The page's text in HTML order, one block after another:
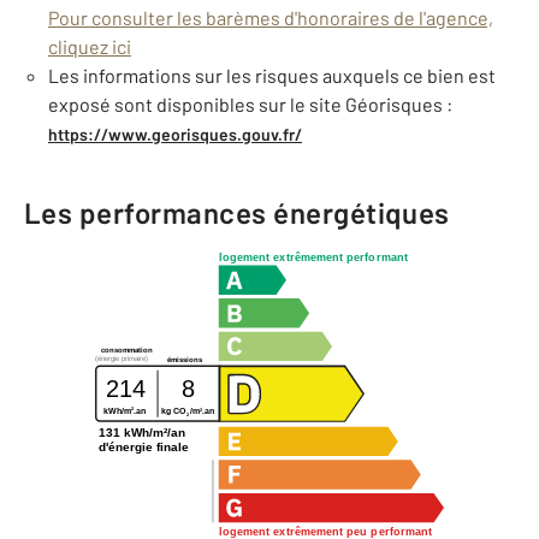
Pour consulter les barèmes d'honoraires de l'agence,
cliquez ici
Les informations sur les risques auxquels ce bien est
exposé sont disponibles sur le site Géorisques :
https://www.georisques.gouv.fr/
Les performances énergétiques
logement extrêmement performant
logement extrêmement peu performant
consommation
émissions
(énergie primaire)
214 8
kWh/m2.an kg CO2 /m2 .an
131 kWh/m²/an
d'énergie finale